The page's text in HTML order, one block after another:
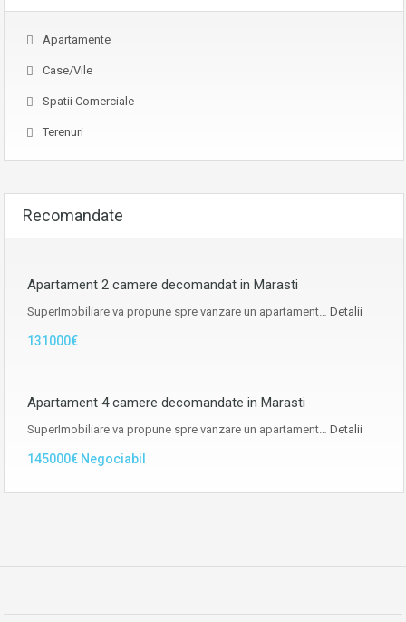
Apartamente
Case/Vile
Spatii Comerciale
Terenuri
Recomandate
Apartament 2 camere decomandat in Marasti
SuperImobiliare va propune spre vanzare un apartament… Detalii
131000€
Apartament 4 camere decomandate in Marasti
SuperImobiliare va propune spre vanzare un apartament… Detalii
145000€ Negociabil